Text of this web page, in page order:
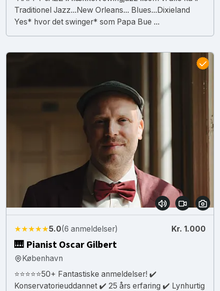
Traditionel Jazz...New Orleans... Blues...Dixieland
Yes* hvor det swinger* som Papa Bue ...
★★★★★5.0(6 anmeldelser) Kr. 1.000
🎹 Pianist Oscar Gilbert
København
⭐⭐⭐⭐⭐50+ Fantastiske anmeldelser! ✔️
Konservatorieuddannet ✔️ 25 års erfaring ✔️ Lynhurtig